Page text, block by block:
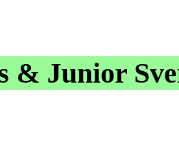
& Junior